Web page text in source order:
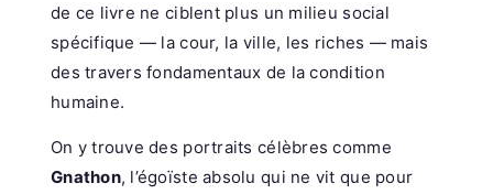
de ce livre ne ciblent plus un milieu social
spécifique — la cour, la ville, les riches — mais
des travers fondamentaux de la condition
humaine.
On y trouve des portraits célèbres comme
Gnathon, l’égoïste absolu qui ne vit que pour